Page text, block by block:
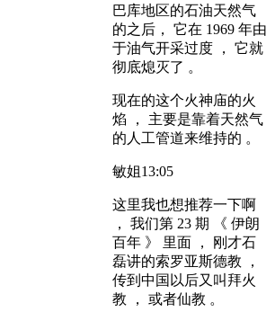
巴库地区的石油天然气
的之后， 它在 1969 年由
于油气开采过度 ， 它就
彻底熄灭了 。
现在的这个火神庙的火
焰 ， 主要是靠着天然气
的人工管道来维持的 。
敏姐13:05
这里我也想推荐一下啊
， 我们第 23 期 《 伊朗
百年 》 里面 ， 刚才石
磊讲的索罗亚斯德教 ，
传到中国以后又叫拜火
教 ， 或者仙教 。